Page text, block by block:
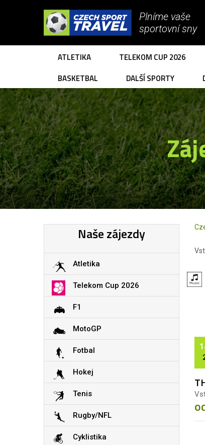
Plníme vaše
sportovní sny
ATLETIKA TELEKOM CUP 2026
BASKETBAL
DALŠÍ SPORTY
Naše zájezdy
Atletika
Telekom Cup 2026
F1
MotoGP
Fotbal
Hokej
Tenis
Rugby/NFL
Cyklistika